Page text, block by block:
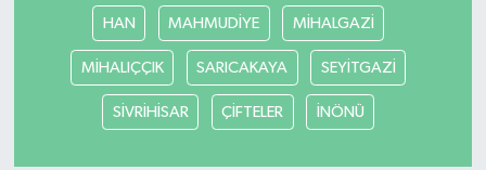
HAN MAHMUDİYE MİHALGAZİ
MİHALIÇÇIK SARICAKAYA SEYİTGAZİ
SİVRİHİSAR ÇİFTELER İNÖNÜ